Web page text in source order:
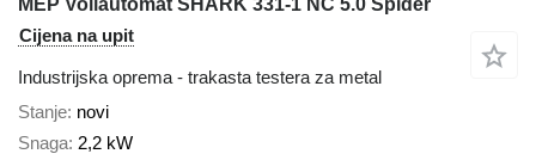
Cijena na upit
Industrijska oprema - trakasta testera za metal
Stanje novi
Snaga 2,2 kW